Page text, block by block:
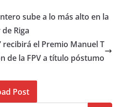
sube a lo más alto en la
Riga
recibirá el Premio Manuel T
de la FPV a título póstumo
Post